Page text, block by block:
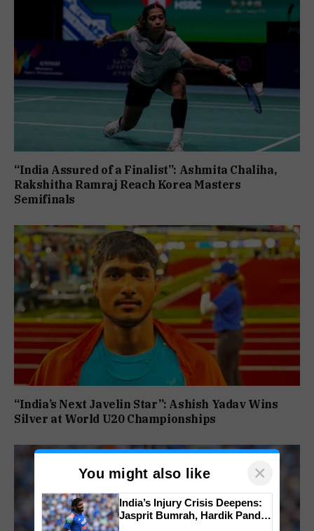
“India Assured of a Finalist”: Ashmita Chaliha,
Rakshitha Ramraj Reach Korea Masters
Semifinals
“India’s Next Javelin Star”: Ashish Yadav Wins
Silver at World U20 Championships
You might also like ×
India’s Injury Crisis Deepens:
Jasprit Bumrah, Hardik Pandya